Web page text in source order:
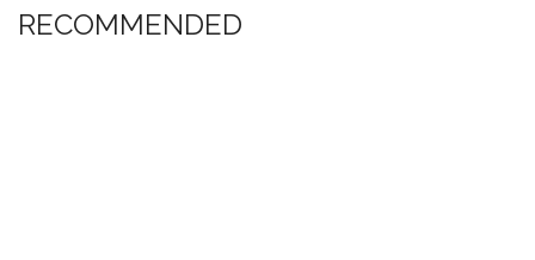
RECOMMENDED